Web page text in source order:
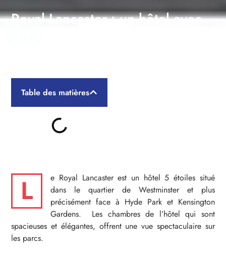
Royal Lancaster : un hôtel avec
Table des matières
L
e Royal Lancaster est un hôtel 5 étoiles situé
dans le quartier de Westminster et plus
précisément face à Hyde Park et Kensington
Gardens. Les chambres de l’hôtel qui sont
spacieuses et élégantes, offrent une vue spectaculaire sur
les parcs.